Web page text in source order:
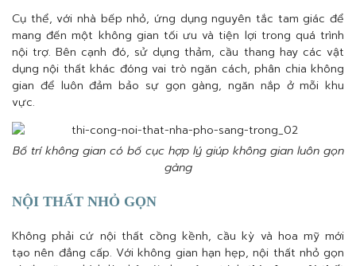
Cụ thể, với nhà bếp nhỏ, ứng dụng nguyên tắc tam giác để
mang đến một không gian tối ưu và tiện lợi trong quá trình
nội trợ. Bên cạnh đó, sử dụng thảm, cầu thang hay các vật
dụng nội thất khác đóng vai trò ngăn cách, phân chia không
gian để luôn đảm bảo sự gọn gàng, ngăn nắp ở mỗi khu
vực.
Bố trí không gian có bố cục hợp lý giúp không gian luôn gọn
gàng
NỘI THẤT NHỎ GỌN
Không phải cứ nội thất cồng kềnh, cầu kỳ và hoa mỹ mới
tạo nên đẳng cấp. Với không gian hạn hẹp, nội thất nhỏ gọn